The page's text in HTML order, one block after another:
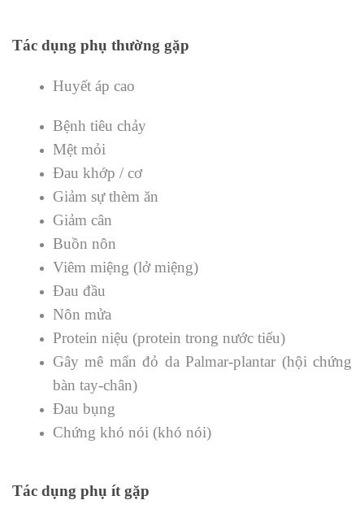
Tác dụng phụ thường gặp
Huyết áp cao
Bệnh tiêu chảy
Mệt mỏi
Đau khớp / cơ
Giảm sự thèm ăn
Giảm cân
Buồn nôn
Viêm miệng (lở miệng)
Đau đầu
Nôn mửa
Protein niệu (protein trong nước tiểu)
Gây mê mẩn đỏ da Palmar-plantar (hội chứng
bàn tay-chân)
Đau bụng
Chứng khó nói (khó nói)
Tác dụng phụ ít gặp